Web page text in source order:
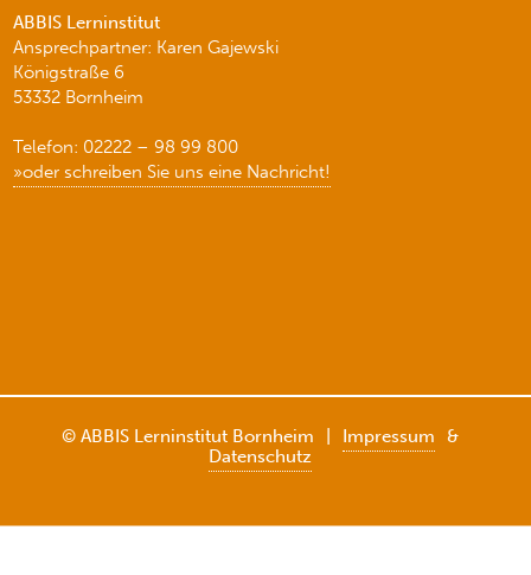
ABBIS Lerninstitut
Ansprechpartner: Karen Gajewski
Königstraße 6
53332 Bornheim
Telefon: 02222 – 98 99 800
»oder schreiben Sie uns eine Nachricht!
© ABBIS Lerninstitut Bornheim Impressum
&
Datenschutz